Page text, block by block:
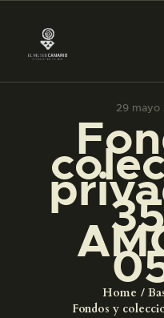
29 mayo
Home
Fondos y
█
EL MUSEO